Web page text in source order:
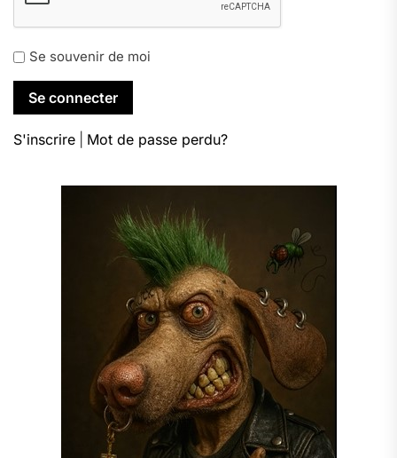
Se souvenir de moi
S'inscrire Mot de passe perdu?